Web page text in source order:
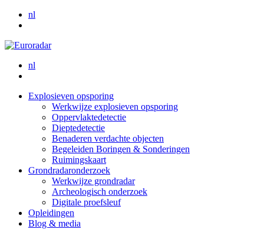
nl
nl
Explosieven opsporing
Werkwijze explosieven opsporing
Oppervlaktedetectie
Dieptedetectie
Benaderen verdachte objecten
Begeleiden Boringen & Sonderingen
Ruimingskaart
Grondradaronderzoek
Werkwijze grondradar
Archeologisch onderzoek
Digitale proefsleuf
Opleidingen
Blog & media